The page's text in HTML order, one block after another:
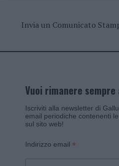
Invia un Comunicato
Vuoi rimanere
Iscriviti alla newsletter di
email periodiche contenenti
sul sito web!
Indirizzo email *